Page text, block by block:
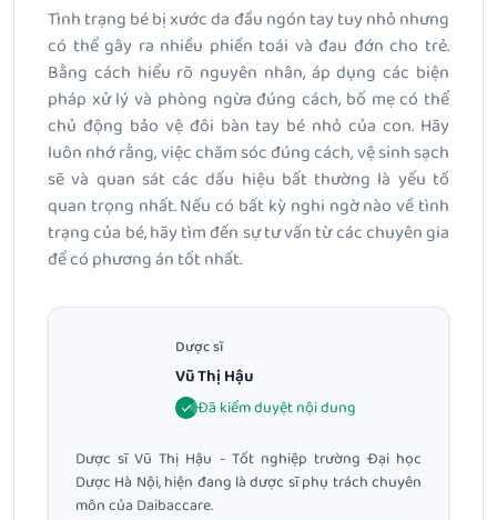
Tình trạng bé bị xước da đầu ngón tay tuy nhỏ nhưng
có thể gây ra nhiều phiền toái và đau đớn cho trẻ.
Bằng cách hiểu rõ nguyên nhân, áp dụng các biện
pháp xử lý và phòng ngừa đúng cách, bố mẹ có thể
chủ động bảo vệ đôi bàn tay bé nhỏ của con. Hãy
luôn nhớ rằng, việc chăm sóc đúng cách, vệ sinh sạch
sẽ và quan sát các dấu hiệu bất thường là yếu tố
quan trọng nhất. Nếu có bất kỳ nghi ngờ nào về tình
trạng của bé, hãy tìm đến sự tư vấn từ các chuyên gia
để có phương án tốt nhất.
Dược sĩ
Vũ Thị Hậu
Đã kiểm duyệt nội dung
Dược sĩ Vũ Thị Hậu - Tốt nghiệp trường Đại học
Dược Hà Nội, hiện đang là dược sĩ phụ trách chuyên
môn của Daibaccare.